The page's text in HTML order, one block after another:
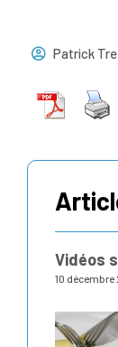
Patrick
Vidéos
10 décembre